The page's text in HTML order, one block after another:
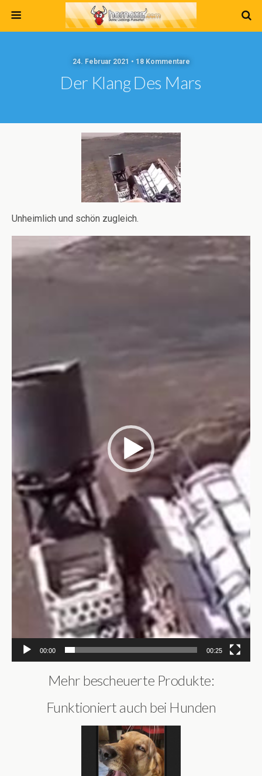
24. Februar 2021 • 18 Kommentare
Der Klang Des Mars
Unheimlich und schön zugleich.
Player
00:00 00:25
Mehr bescheuerte Produkte:
Funktioniert auch bei Hunden